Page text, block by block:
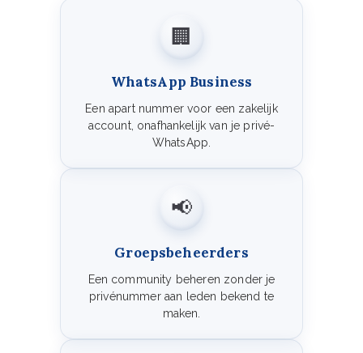
🏢
WhatsApp Business
Een apart nummer voor een zakelijk
account, onafhankelijk van je privé-
WhatsApp.
📢
Groepsbeheerders
Een community beheren zonder je
privénummer aan leden bekend te
maken.